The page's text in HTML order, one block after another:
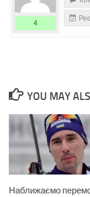
4
YOU MAY
Наближаємо